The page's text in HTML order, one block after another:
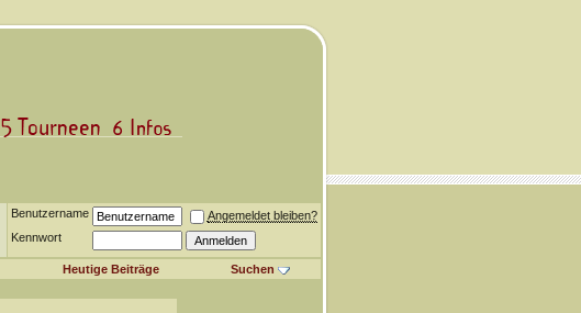
Benutzername
Angemeldet bleiben?
Kennwort
Heutige Beiträge Suchen